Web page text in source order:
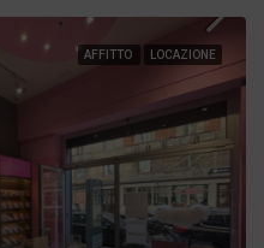
AFFITTO LOCAZIONE